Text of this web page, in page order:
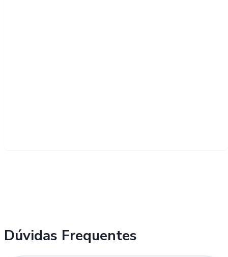
Dúvidas Frequentes